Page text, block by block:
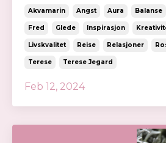
Akvamarin Angst Aura Balanse
Fred Glede Inspirasjon
Livskvalitet Reise Relasjoner
Terese Terese Jegard
Feb 12, 2024